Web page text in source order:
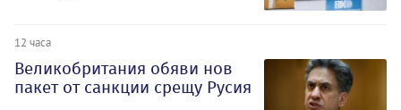
12 часа
Великобритания обяви нов
пакет от санкции срещу Русия